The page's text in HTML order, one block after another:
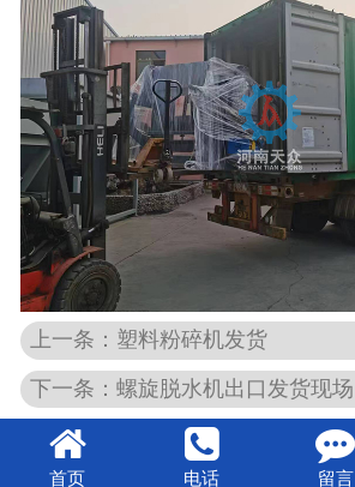
上一条：塑料粉碎机发货
下一条：螺旋脱水机出口发货现场
首页 电话 留言